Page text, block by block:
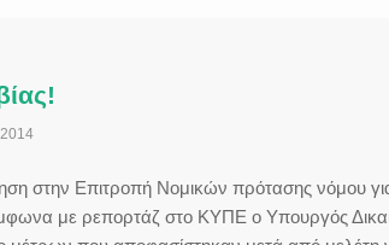
στην Επιτροπή Νομικών πρότασης νόμου
με ρεπορτάζ στο ΚΥΠΕ ο Υπουργός